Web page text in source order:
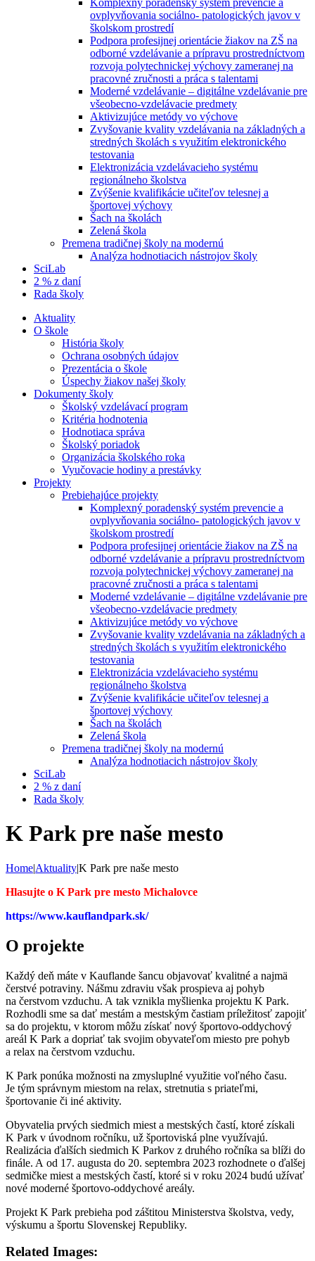
Komplexný poradenský systém prevencie a
ovplyvňovania sociálno- patologických javov v
školskom prostredí
Podpora profesijnej orientácie žiakov na ZŠ na
odborné vzdelávanie a prípravu prostredníctvom
rozvoja polytechnickej výchovy zameranej na
pracovné zručnosti a práca s talentami
Moderné vzdelávanie – digitálne vzdelávanie pre
všeobecno-vzdelávacie predmety
Aktivizujúce metódy vo výchove
Zvyšovanie kvality vzdelávania na základných a
stredných školách s využitím elektronického
testovania
Elektronizácia vzdelávacieho systému
regionálneho školstva
Zvýšenie kvalifikácie učiteľov telesnej a
športovej výchovy
Šach na školách
Zelená škola
Premena tradičnej školy na modernú
Analýza hodnotiacich nástrojov školy
SciLab
2 % z daní
Rada školy
Aktuality
O škole
História školy
Ochrana osobných údajov
Prezentácia o škole
Úspechy žiakov našej školy
Dokumenty školy
Školský vzdelávací program
Kritéria hodnotenia
Hodnotiaca správa
Školský poriadok
Organizácia školského roka
Vyučovacie hodiny a prestávky
Projekty
Prebiehajúce projekty
Komplexný poradenský systém prevencie a
ovplyvňovania sociálno- patologických javov v
školskom prostredí
Podpora profesijnej orientácie žiakov na ZŠ na
odborné vzdelávanie a prípravu prostredníctvom
rozvoja polytechnickej výchovy zameranej na
pracovné zručnosti a práca s talentami
Moderné vzdelávanie – digitálne vzdelávanie pre
všeobecno-vzdelávacie predmety
Aktivizujúce metódy vo výchove
Zvyšovanie kvality vzdelávania na základných a
stredných školách s využitím elektronického
testovania
Elektronizácia vzdelávacieho systému
regionálneho školstva
Zvýšenie kvalifikácie učiteľov telesnej a
športovej výchovy
Šach na školách
Zelená škola
Premena tradičnej školy na modernú
Analýza hodnotiacich nástrojov školy
SciLab
2 % z daní
Rada školy
K Park pre naše mesto
Home|Aktuality|K Park pre naše mesto
Hlasujte o K Park pre mesto Michalovce
https://www.kauflandpark.sk/
O projekte
Každý deň máte v Kauflande šancu objavovať kvalitné a najmä
čerstvé potraviny. Nášmu zdraviu však prospieva aj pohyb
na čerstvom vzduchu. A tak vznikla myšlienka projektu K Park.
Rozhodli sme sa dať mestám a mestským častiam príležitosť zapojiť
sa do projektu, v ktorom môžu získať nový športovo-oddychový
areál K Park a dopriať tak svojim obyvateľom miesto pre pohyb
a relax na čerstvom vzduchu.
K Park ponúka možnosti na zmysluplné využitie voľného času.
Je tým správnym miestom na relax, stretnutia s priateľmi,
športovanie či iné aktivity.
Obyvatelia prvých siedmich miest a mestských častí, ktoré získali
K Park v úvodnom ročníku, už športoviská plne využívajú.
Realizácia ďalších siedmich K Parkov z druhého ročníka sa blíži do
finále. A od 17. augusta do 20. septembra 2023 rozhodnete o ďalšej
sedmičke miest a mestských častí, ktoré si v roku 2024 budú užívať
nové moderné športovo-oddychové areály.
Projekt K Park prebieha pod záštitou Ministerstva školstva, vedy,
výskumu a športu Slovenskej Republiky.
Related Images: